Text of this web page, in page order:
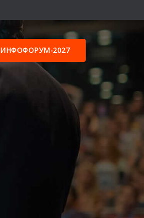
ИНФОФОРУМ-2027